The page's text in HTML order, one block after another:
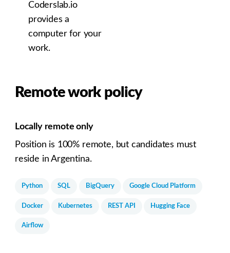
Coderslab.io
provides a
computer for your
work.
Remote work policy
Locally remote only
Position is 100% remote, but candidates must
reside in Argentina.
Python SQL BigQuery Google Cloud Platform
Docker Kubernetes REST API Hugging Face
Airflow